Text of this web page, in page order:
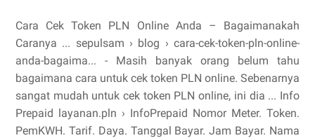
Cara Cek Token PLN Online Anda – Bagaimanakah
Caranya ... sepulsam › blog › cara-cek-token-pln-online-
anda-bagaima... - Masih banyak orang belum tahu
bagaimana cara untuk cek token PLN online. Sebenarnya
sangat mudah untuk cek token PLN online, ini dia ... Info
Prepaid layanan.pln › InfoPrepaid Nomor Meter. Token.
PemKWH. Tarif. Daya. Tanggal Bayar. Jam Bayar. Nama